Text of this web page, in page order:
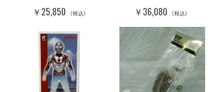
￥25,850 （税込） ￥36,080 （税込）